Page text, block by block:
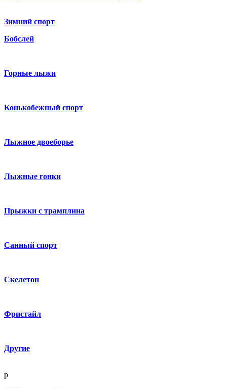
Зимний спорт
Бобслей
Горные лыжи
Конькобежный спорт
Лыжное двоеборье
Лыжные гонки
Прыжки с трамплина
Санный спорт
Скелетон
Фристайл
Другие
p